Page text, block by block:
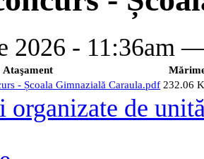
2026 - 11:36am
Ataşament
- Școala Gimnazială Caraula.pdf 232.06
organizate de